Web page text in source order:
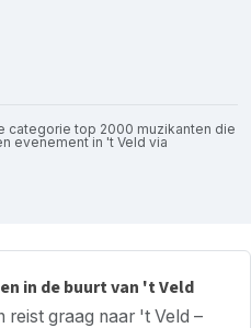
categorie top 2000 muzikanten die
evenement in 't Veld via
in de buurt van 't Veld
graag naar 't Veld –